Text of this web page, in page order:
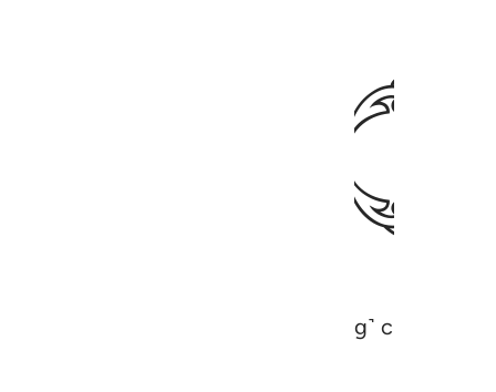
ﲫ
which then stir up ˹vapour, forming˺ clouds,
Similar is the Resurrection.